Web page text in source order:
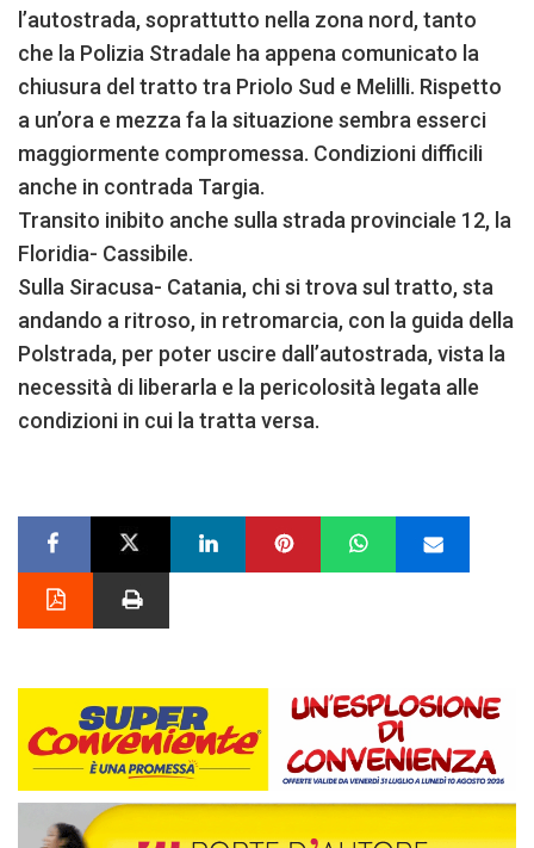
l’autostrada, soprattutto nella zona nord, tanto
che la Polizia Stradale ha appena comunicato la
chiusura del tratto tra Priolo Sud e Melilli. Rispetto
a un’ora e mezza fa la situazione sembra esserci
maggiormente compromessa. Condizioni difficili
anche in contrada Targia.
Transito inibito anche sulla strada provinciale 12, la
Floridia- Cassibile.
Sulla Siracusa- Catania, chi si trova sul tratto, sta
andando a ritroso, in retromarcia, con la guida della
Polstrada, per poter uscire dall’autostrada, vista la
necessità di liberarla e la pericolosità legata alle
condizioni in cui la tratta versa.